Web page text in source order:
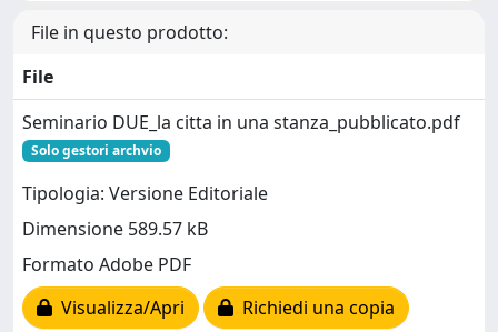
File in questo prodotto:
File
Seminario DUE_la citta in una stanza_pubblicato.pdf
Solo gestori archvio
Tipologia: Versione Editoriale
Dimensione 589.57 kB
Formato Adobe PDF
Visualizza/Apri
Richiedi una copia